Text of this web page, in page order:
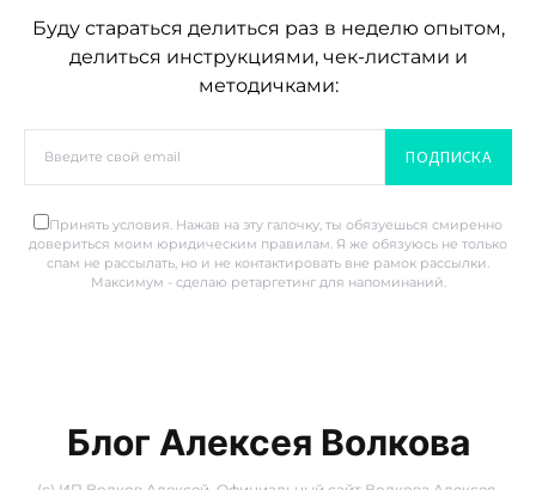
Буду стараться делиться раз в неделю опытом,
делиться инструкциями, чек-листами и
методичками:
ПОДПИСКА
Принять условия. Нажав на эту галочку, ты обязуешься смиренно
довериться моим юридическим правилам. Я же обязуюсь не только
спам не рассылать, но и не контактировать вне рамок рассылки.
Максимум - сделаю ретаргетинг для напоминаний.
Блог Алексея Волкова